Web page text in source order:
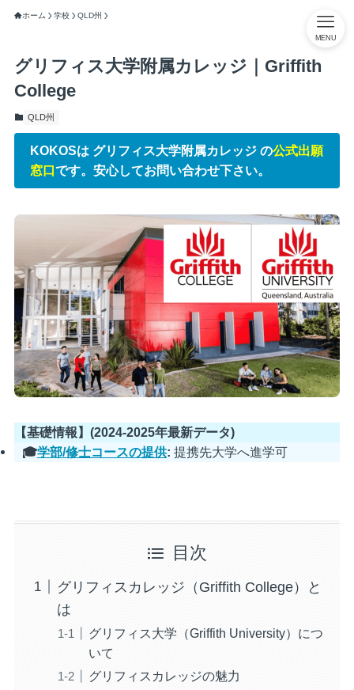
MENU
ホーム 学校 QLD州
グリフィス大学附属カレッジ｜Griffith
College
QLD州
KOKOSは グリフィス大学附属カレッジ の公式出願
窓口です。安心してお問い合わせ下さい。
【基礎情報】(2024-2025年最新データ)
🎓学部/修士コースの提供: 提携先大学へ進学可
目次
グリフィスカレッジ（Griffith College）と
は
グリフィス大学（Griffith University）につ
いて
グリフィスカレッジの魅力